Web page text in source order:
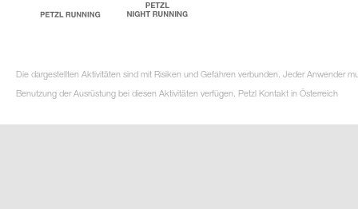
Die dargestellten Aktivitäten sind mit Risiken und Gefahren verbunden. Jeder Anwender
Benutzung der Ausrüstung bei diesen Aktivitäten verfügen. Petzl Kontakt in Österreich